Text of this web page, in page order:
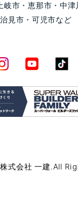
岐市・恵那市・中津
見市・可児市など
式会社 一建.All